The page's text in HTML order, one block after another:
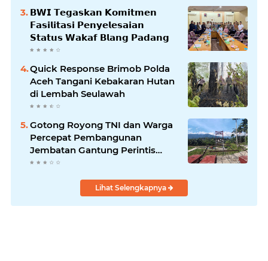
𝗕𝗪𝗜 𝗧𝗲𝗴𝗮𝘀𝗸𝗮𝗻 𝗞𝗼𝗺𝗶𝘁𝗺𝗲𝗻
𝗙𝗮𝘀𝗶𝗹𝗶𝘁𝗮𝘀𝗶 𝗣𝗲𝗻𝘆𝗲𝗹𝗲𝘀𝗮𝗶𝗮𝗻
𝗦𝘁𝗮𝘁𝘂𝘀 𝗪𝗮𝗸𝗮𝗳 𝗕𝗹𝗮𝗻𝗴 𝗣𝗮𝗱𝗮𝗻𝗴
Quick Response Brimob Polda
Aceh Tangani Kebakaran Hutan
di Lembah Seulawah
Gotong Royong TNI dan Warga
Percepat Pembangunan
Jembatan Gantung Perintis
Kuta Ujung Aceh Tenggara
Lihat Selengkapnya